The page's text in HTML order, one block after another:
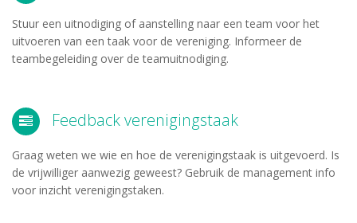
Stuur een uitnodiging of aanstelling naar een team voor het
uitvoeren van een taak voor de vereniging. Informeer de
teambegeleiding over de teamuitnodiging.
Feedback verenigingstaak
Graag weten we wie en hoe de verenigingstaak is uitgevoerd. Is
de vrijwilliger aanwezig geweest? Gebruik de management info
voor inzicht verenigingstaken.